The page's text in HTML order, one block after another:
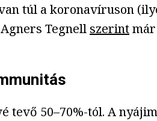
túl a koronavíruson
Tegnellszerint
tevő 50–70%-tól. A